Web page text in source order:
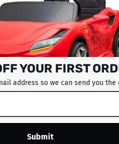
CART
سلايد راف فن ميتال
100 سم
1,399
YOUR FIRST
address so we can send you the
Submit